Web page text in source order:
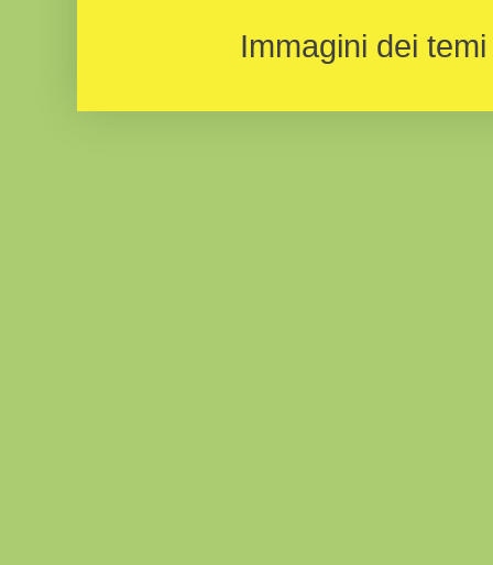
Immagini dei